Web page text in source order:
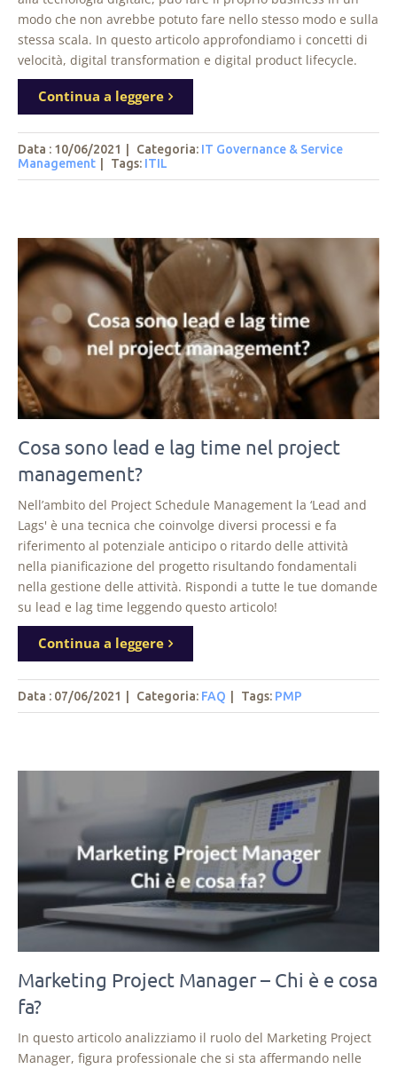
modo che non avrebbe potuto fare nello stesso modo e sulla
stessa scala. In questo articolo approfondiamo i concetti di
velocità, digital transformation e digital product lifecycle.
Continua a leggere
Data : 10/06/2021 Categoria: IT Governance & Service
Management
Tags: ITIL
Cosa sono lead e lag time nel project
management?
Nell’ambito del Project Schedule Management la ‘Lead and
Lags' è una tecnica che coinvolge diversi processi e fa
riferimento al potenziale anticipo o ritardo delle attività
nella pianificazione del progetto risultando fondamentali
nella gestione delle attività. Rispondi a tutte le tue domande
su lead e lag time leggendo questo articolo!
Continua a leggere
Data : 07/06/2021 Categoria: FAQ Tags: PMP
Marketing Project Manager – Chi è e cosa
fa?
In questo articolo analizziamo il ruolo del Marketing Project
Manager, figura professionale che si sta affermando nelle